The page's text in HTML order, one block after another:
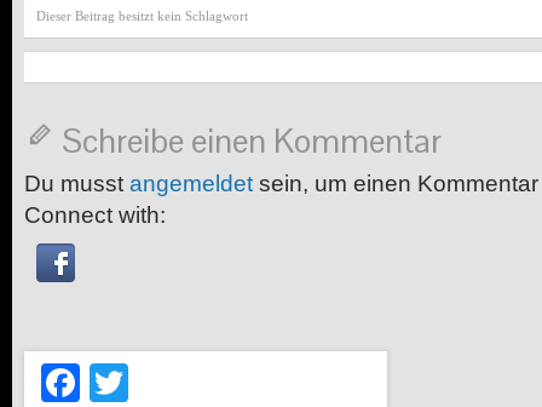
Dieser Beitrag besitzt kein Schlagwort
Schreibe einen Kommentar
Du musst angemeldet sein, um einen
Connect with:
Facebook